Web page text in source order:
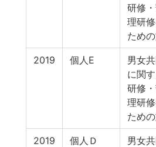
研修
理研
ため
2019 個人E
男女
に関
研修
理研
ため
2019 個人Ｄ
男女